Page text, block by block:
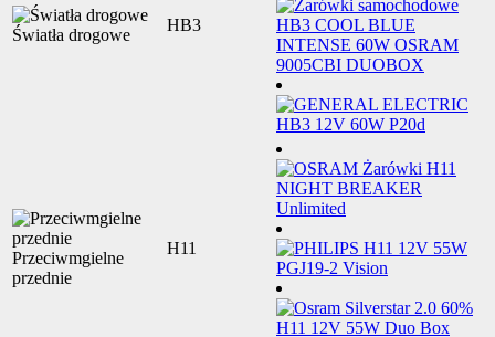
Światła drogowe
HB3
Przeciwmgielne
przednie
H11